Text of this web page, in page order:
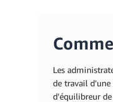
Les
de travail
d'équilibreur